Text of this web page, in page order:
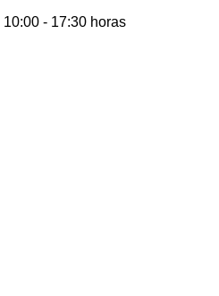
10:00 - 17:30 horas